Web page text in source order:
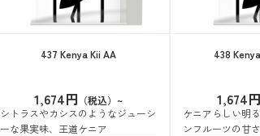
437 Kenya Kii AA
1,674円
シトラスやカシスのようなジューシ
ーな果実味、王道ケニア
438
1,674円
ケニアらしい明
ンフルーツの甘さ